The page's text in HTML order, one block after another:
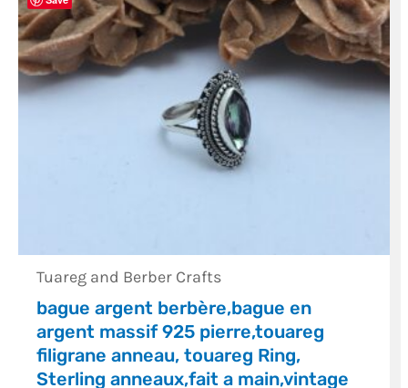
Tuareg and Berber Crafts
bague argent berbère,bague en
argent massif 925 pierre,touareg
filigrane anneau, touareg Ring,
Sterling anneaux,fait a main,vintage